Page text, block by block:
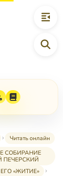
Читать онлайн
СОБИРАНИЕ
ПЕЧЕРСКИЙ
«ЖИТИЕ»